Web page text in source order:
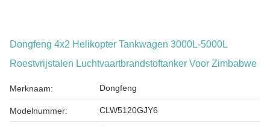
Dongfeng 4x2 Helikopter Tankwagen 3000L-5000L
Roestvrijstalen Luchtvaartbrandstoftanker Voor Zimbabwe
Merknaam: Dongfeng
Modelnummer: CLW5120GJY6